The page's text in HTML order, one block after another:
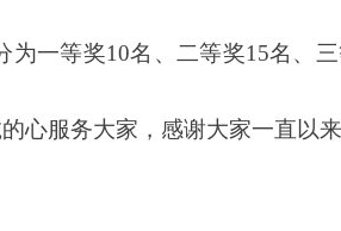
为一等奖10名、二等奖15名、
心服务大家，感谢大家一直以